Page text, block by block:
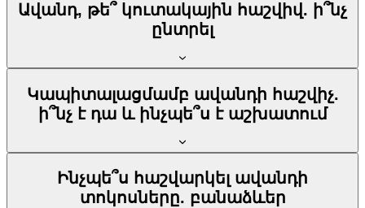
Ավանդ, թե՞ կուտակային հաշվիվ. ի՞նչ
ընտրել
Կապիտալացմամբ ավանդի հաշվիչ.
ի՞նչ է դա և ինչպե՞ս է աշխատում
Ինչպե՞ս հաշվարկել ավանդի
տոկոսները. բանաձևեր